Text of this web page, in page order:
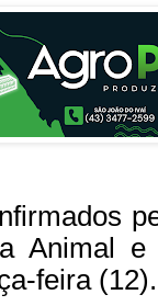
Animal
feira (12).